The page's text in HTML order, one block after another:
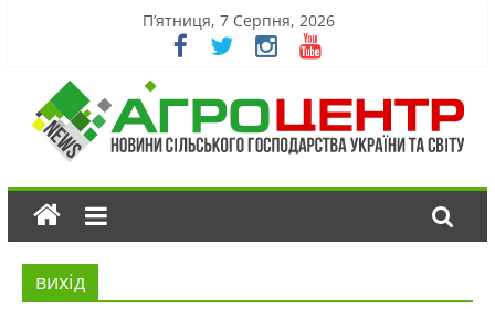
П’ятниця, 7 Серпня, 2026
вихід